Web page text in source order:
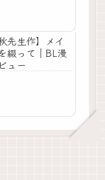
先生作】メイ
綴って｜BL漫
ュー